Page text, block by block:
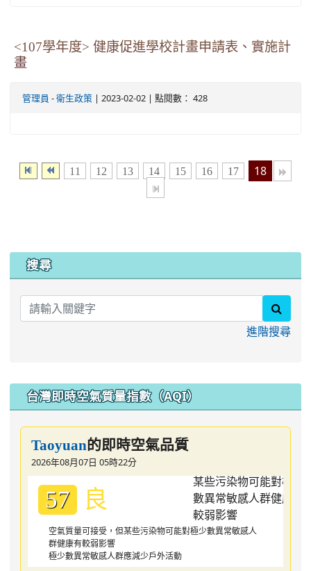
<107學年度> 健康促進學校計畫申請表、實施計
畫
管理員 - 衛生政策 | 2023-02-02 | 點閱數： 428
11 12 13 14 15 16 17 18
搜尋
進階搜尋
台灣即時空氣質量指數（AQI）
Taoyuan的即時空氣品質
2026年08月07日 05時22分
57 良
空氣質量可接受，但某些污染物可能對極少數異常敏感人
群健康有較弱影響
極少數異常敏感人群應減少戶外活動